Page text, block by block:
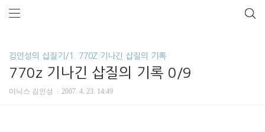
김인성의 삽질기/1. 770Z 기나긴 삽질의 기록
770z 기나긴 삽질의 기록 0/9
미닉스 김인성 2007. 4. 23. 14:49